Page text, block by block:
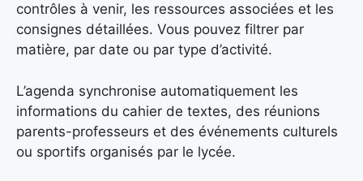
contrôles à venir, les ressources associées et les
consignes détaillées. Vous pouvez filtrer par
matière, par date ou par type d’activité.
L’agenda synchronise automatiquement les
informations du cahier de textes, des réunions
parents-professeurs et des événements culturels
ou sportifs organisés par le lycée.